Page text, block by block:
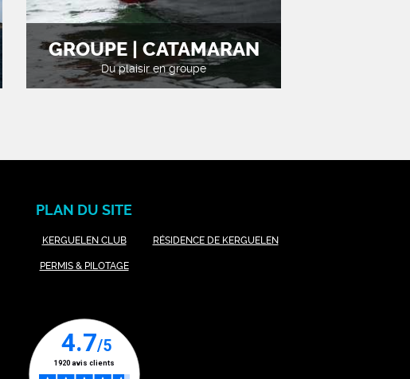
GROUPE | CATAMARAN
Du plaisir en groupe
PLAN DU SITE
KERGUELEN CLUB
PERMIS & PILOTAGE
RÉSIDENCE DE KERGUELEN